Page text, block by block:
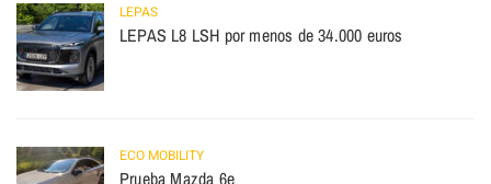
LEPAS
LEPAS L8 LSH por menos de 34.000 euros
ECO MOBILITY
Prueba Mazda 6e